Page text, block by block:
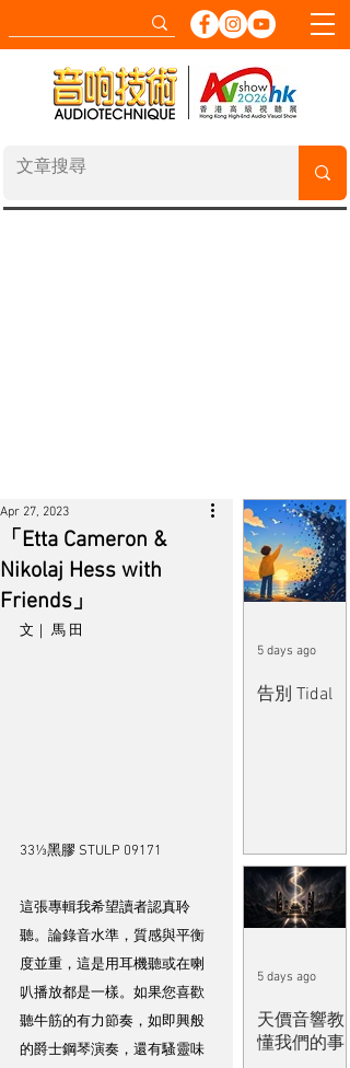
「Etta Cameron &
Nikolaj Hess with
Friends」
Apr 27, 2023
文｜ 馬 田
33⅓黑膠 STULP 09171
這張專輯我希望讀者認真聆
聽。論錄音水準，質感與平衡
度並重，這是用耳機聽或在喇
叭播放都是一樣。如果您喜歡
聽牛筋的有力節奏，如即興般
的爵士鋼琴演奏，還有騷靈味
告別 Tidal
5 days ago
天價音響教
懂我們的事
5 days ago